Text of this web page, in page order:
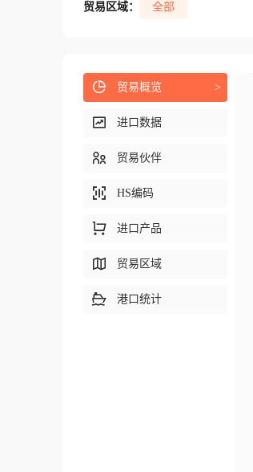
贸易区域： 全部
贸易概览 >
进口数据
贸易伙伴
HS编码
进口产品
贸易区域
港口统计